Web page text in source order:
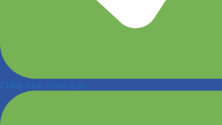
Chính sách thanh toán